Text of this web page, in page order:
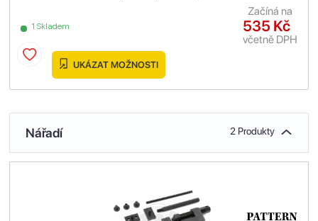
1 Skladem 535 Kč
včetně DPH
Začíná na
UKÁZAT MOŽNOSTI
Nářadí 2 Produkty